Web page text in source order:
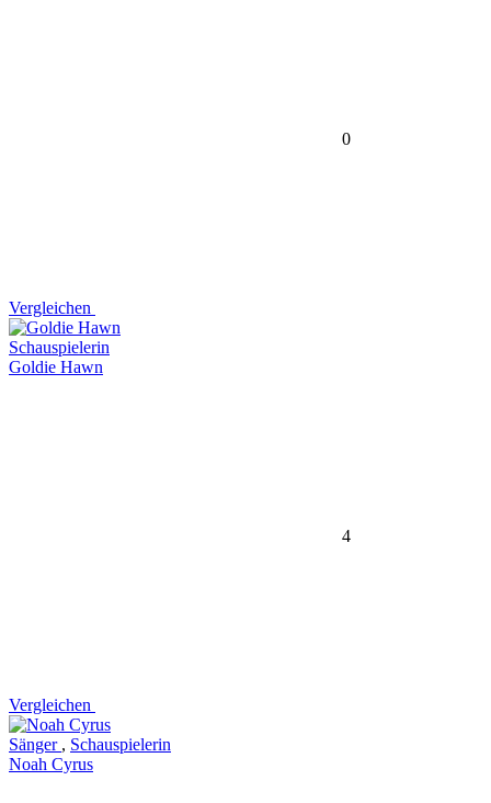
0
Vergleichen
Schauspielerin
Goldie Hawn
4
Vergleichen
Sänger , Schauspielerin
Noah Cyrus